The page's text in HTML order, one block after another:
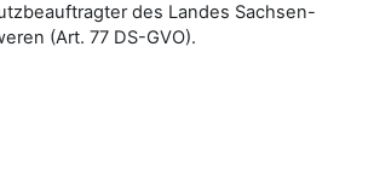
des Landes Sachsen-
(Art. 77 DS-GVO).